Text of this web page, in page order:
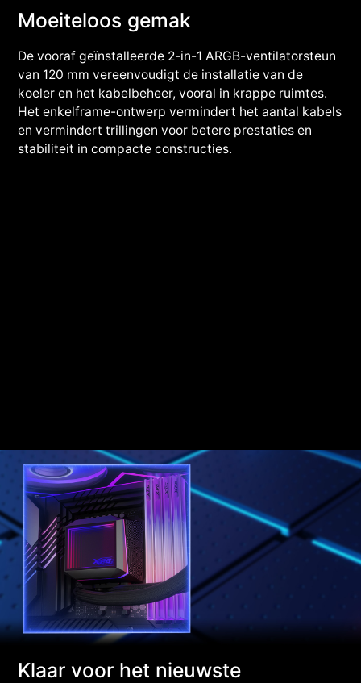
Moeiteloos gemak
De vooraf geïnstalleerde 2-in-1 ARGB-ventilatorsteun
van 120 mm vereenvoudigt de installatie van de
koeler en het kabelbeheer, vooral in krappe ruimtes.
Het enkelframe-ontwerp vermindert het aantal kabels
en vermindert trillingen voor betere prestaties en
stabiliteit in compacte constructies.
Klaar voor het nieuwste